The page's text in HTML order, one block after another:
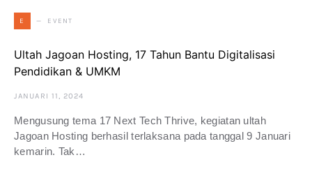
E EVENT
Ultah Jagoan Hosting, 17 Tahun Bantu Digitalisasi
Pendidikan & UMKM
JANUARI 11, 2024
Mengusung tema 17 Next Tech Thrive, kegiatan ultah
Jagoan Hosting berhasil terlaksana pada tanggal 9 Januari
kemarin. Tak…